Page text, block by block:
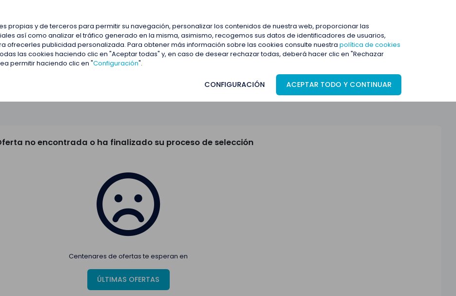
propias y de terceros para permitir su navegación, personalizar los contenidos de nuestra web, proporcionar las
así como analizar el tráfico generado en la misma, asimismo, recogemos sus datos de identificadores de usuarios,
ofrecerles publicidad personalizada. Para obtener más información sobre las cookies consulte nuestra política de cookies
las cookies haciendo clic en "Aceptar todas" y, en caso de desear rechazar todas, deberá hacer clic en "Rechazar
permitir haciendo clic en "Configuración".
CONFIGURACIÓN ACEPTAR TODO Y CONTINUAR
no encontrada o ha finalizado su proceso de selección
Centenares de ofertas te esperan en
ÚLTIMAS OFERTAS